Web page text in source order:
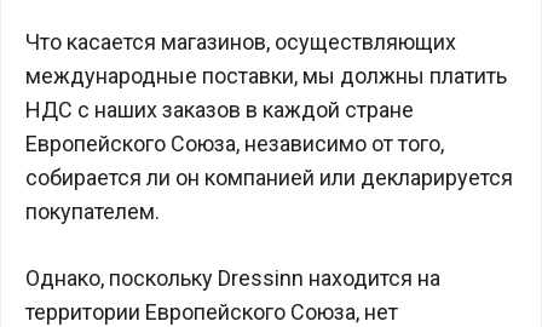
Что касается магазинов, осуществляющих
международные поставки, мы должны платить
НДС с наших заказов в каждой стране
Европейского Союза, независимо от того,
собирается ли он компанией или декларируется
покупателем.
Однако, поскольку Dressinn находится на
территории Европейского Союза, нет